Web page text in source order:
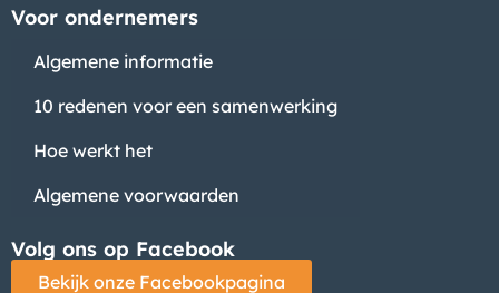
Voor ondernemers
Algemene informatie
10 redenen voor een samenwerking
Hoe werkt het
Algemene voorwaarden
Volg ons op Facebook
Bekijk onze Facebookpagina